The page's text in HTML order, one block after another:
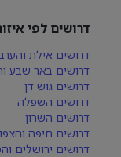
דרושים לפי
דרושים אילת
דרושים באר שבע
דרושים גוש דן
דרושים השפלה
דרושים השרון
דרושים חיפה
דרושים ירושלים